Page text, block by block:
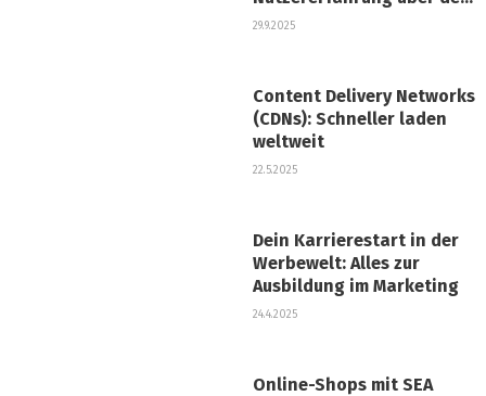
Erfolg entscheidet
29.9.2025
Content Delivery Networks
(CDNs): Schneller laden
weltweit
22.5.2025
Dein Karrierestart in der
Werbewelt: Alles zur
Ausbildung im Marketing
24.4.2025
Online-Shops mit SEA